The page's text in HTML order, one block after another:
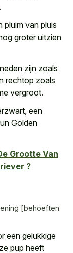
pluim van pluis
groter uitzien
zijn zoals
rechtop zoals
vergroot.
een
Golden
Grootte Van
?
[behoeften
een gelukkige
pup heeft